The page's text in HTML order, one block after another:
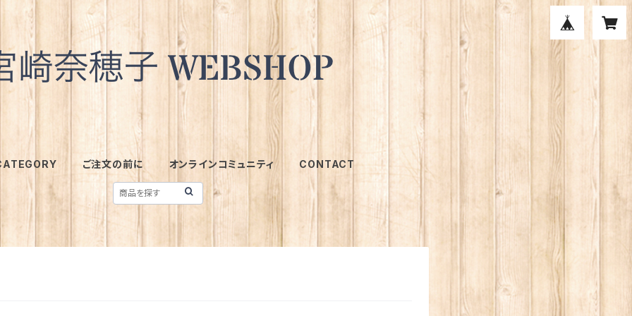
ご注文の前に オンラインコミュニティ CONTACT